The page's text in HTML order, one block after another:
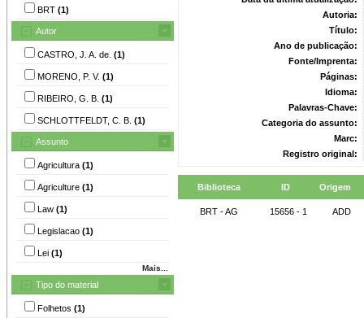
BRT (1)
Autor
CASTRO, J. A. de. (1)
MORENO, P. V. (1)
RIBEIRO, G. B. (1)
SCHLOTTFELDT, C. B. (1)
Assunto
Agricultura (1)
Agriculture (1)
Law (1)
Legislacao (1)
Lei (1)
Mais...
Tipo do material
Folhetos (1)
Autoria:
Título:
Ano de publicação:
Fonte/Imprenta:
Páginas:
Idioma:
Palavras-Chave:
Categoria do assunto:
Marc:
Registro original:
Biblioteca ID Origem
BRT - AG 15656 - 1 ADD